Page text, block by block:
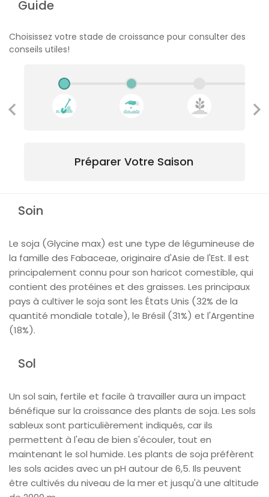
Guide
Choisissez votre stade de croissance pour consulter des
conseils utiles!
Préparer Votre Saison
Soin
Le soja (Glycine max) est une type de légumineuse de
la famille des Fabaceae, originaire d'Asie de l'Est. Il est
principalement connu pour son haricot comestible, qui
contient des protéines et des graisses. Les principaux
pays à cultiver le soja sont les États Unis (32% de la
quantité mondiale totale), le Brésil (31%) et l'Argentine
(18%).
Sol
Un sol sain, fertile et facile à travailler aura un impact
bénéfique sur la croissance des plants de soja. Les sols
sableux sont particulièrement indiqués, car ils
permettent à l'eau de bien s'écouler, tout en
maintenant le sol humide. Les plants de soja préfèrent
les sols acides avec un pH autour de 6,5. Ils peuvent
être cultivés du niveau de la mer et jusqu'à une altitude